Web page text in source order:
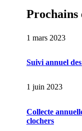
Prochains
1 mars 2023
Suivi annuel
1 juin 2023
Collecte
clochers